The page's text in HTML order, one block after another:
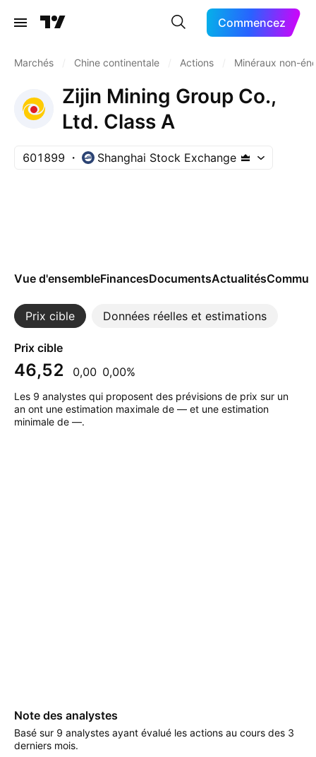
Commencez
Marchés Chine continentale Actions Minéraux non-
Zijin Mining Group Co.,
Ltd. Class A
601899 Shanghai Stock Exchange
Vue d'ensembleFinancesDocumentsActualités
Prix cible Données réelles et estimations
Prix cible
46,52 0,00 0,00%
Les 9 analystes qui proposent des prévisions de prix sur un
an ont une estimation maximale de — et une estimation
minimale de —.
Note des analystes
Basé sur 9 analystes ayant évalué les actions au cours des 3
derniers mois.